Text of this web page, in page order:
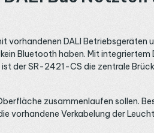
DALI Betriebsgeräten
Bluetooth haben. Mit integriertem
der SR-2421-CS die zentrale
zusammenlaufen sollen.
vorhandene Verkabelung der